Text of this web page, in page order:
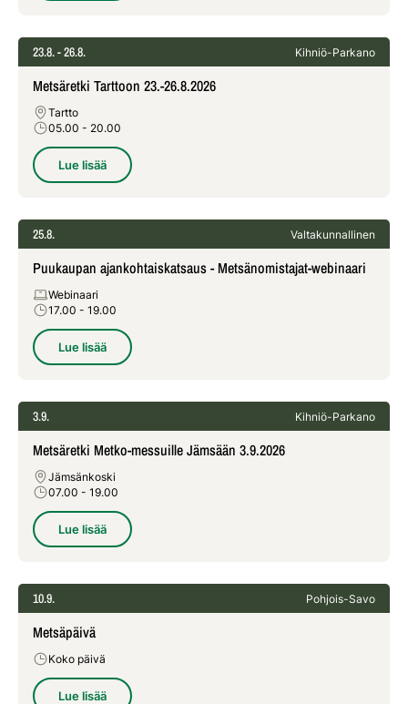
23.8.- 26.8. Kihniö-Parkano
Metsäretki Tarttoon 23.-26.8.2026
Tartto
05.00 - 20.00
Lue lisää
25.8. Valtakunnallinen
Puukaupan ajankohtaiskatsaus - Metsänomistajat-webinaari
Webinaari
17.00 - 19.00
Lue lisää
3.9. Kihniö-Parkano
Metsäretki Metko-messuille Jämsään 3.9.2026
Jämsänkoski
07.00 - 19.00
Lue lisää
10.9. Pohjois-Savo
Metsäpäivä
Koko päivä
Lue lisää